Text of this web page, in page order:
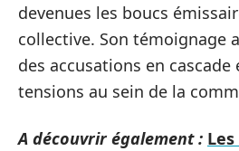
devenues les boucs
collective. Son témoignage
des accusations en cascade
tensions au sein de la
A découvrir également :